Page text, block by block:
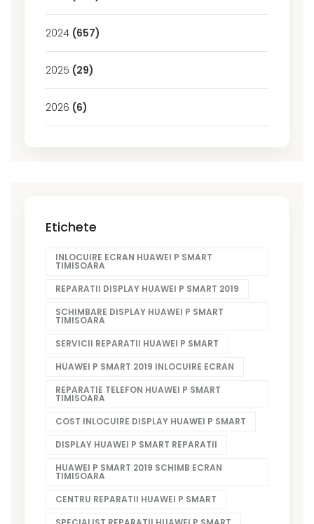
2024 (657)
2025 (29)
2026 (6)
Etichete
INLOCUIRE ECRAN HUAWEI P SMART
TIMISOARA
REPARATII DISPLAY HUAWEI P SMART 2019
SCHIMBARE DISPLAY HUAWEI P SMART
TIMISOARA
SERVICII REPARATII HUAWEI P SMART
HUAWEI P SMART 2019 INLOCUIRE ECRAN
REPARATIE TELEFON HUAWEI P SMART
TIMISOARA
COST INLOCUIRE DISPLAY HUAWEI P SMART
DISPLAY HUAWEI P SMART REPARATII
HUAWEI P SMART 2019 SCHIMB ECRAN
TIMISOARA
CENTRU REPARATII HUAWEI P SMART